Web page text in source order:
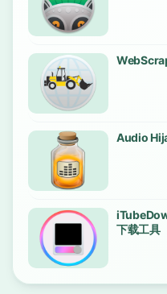
Audio
下载工具